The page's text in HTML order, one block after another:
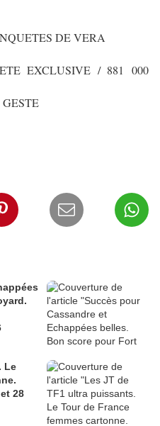
DE VERA
EXCLUSIVE / 881 000
Le
28